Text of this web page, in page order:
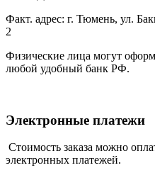
Факт. адрес: г. Тюмень, ул.
2
Физические лица могут
любой удобный банк РФ.
Электронные платежи
Стоимость заказа можно
электронных платежей.